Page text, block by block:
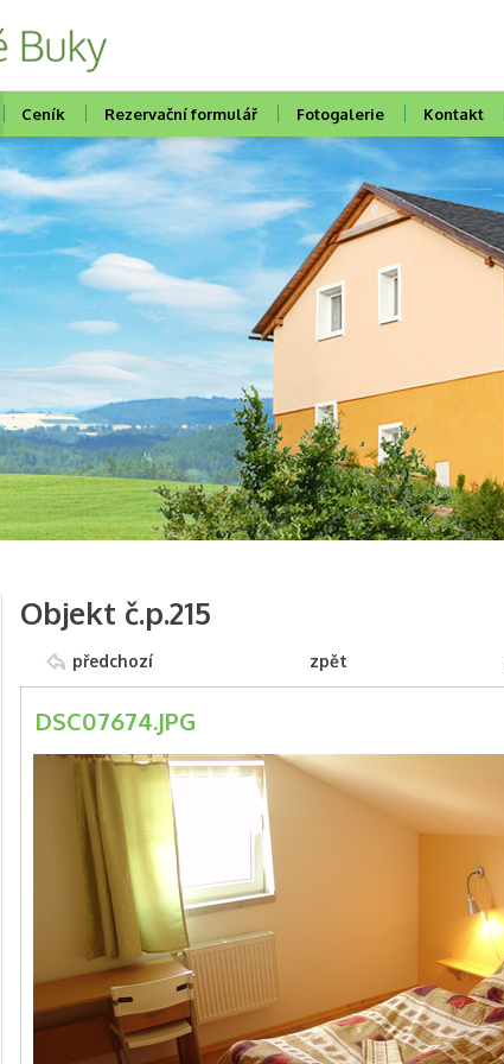
Ceník Rezervační formulář Fotogalerie Kontakt
Objekt č.p.215
předchozí zpět
DSC07674.JPG